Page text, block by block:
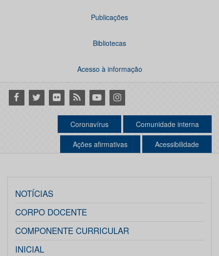
Publicações
Bibliotecas
Acesso à informação
Facebook
Twitter Flickr RSS YoutubeInstagram
Coronavírus Comunidade interna
Ações afirmativas Acessibilidade
NOTÍCIAS
CORPO DOCENTE
COMPONENTE CURRICULAR
INICIAL